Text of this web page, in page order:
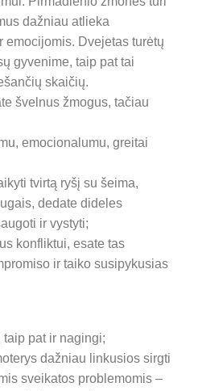
dažniau atlieka
emocijomis. Dvejetas turėtų
gyvenime, taip pat tai
skaičių.
švelnus žmogus, tačiau
emocionalumu, greitai
tvirtą ryšį su šeima,
dedate dideles
ir vystyti;
konfliktui, esate tas
ir taiko susipykusias
taip pat ir nagingi;
dažniau linkusios sirgti
sveikatos problemomis –